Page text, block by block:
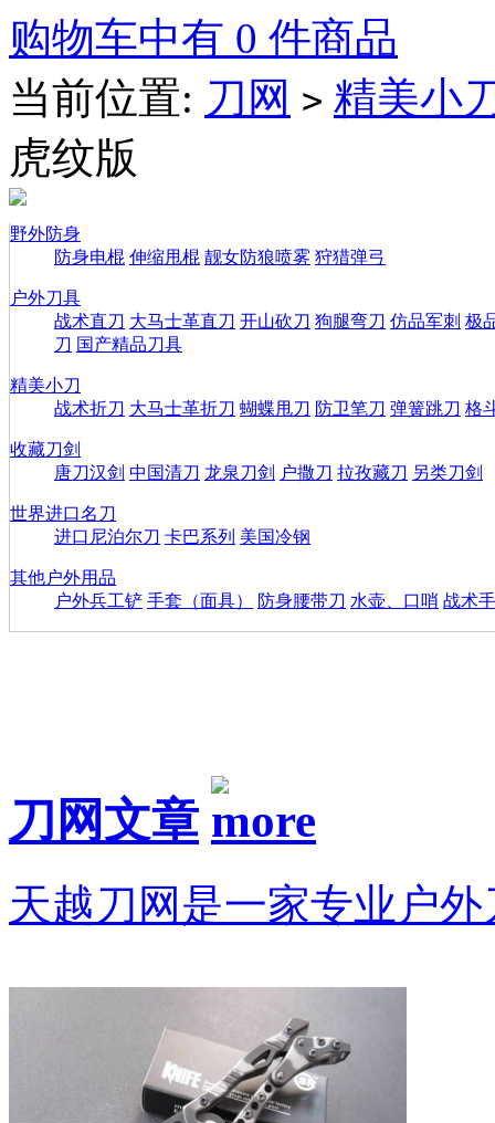
购物车中有 0 件商品
当前位置: 刀网 > 精美小
虎纹版
野外防身
防身电棍 伸缩甩棍 靓女防狼喷雾 狩猎弹弓
户外刀具
战术直刀 大马士革直刀 开山砍刀 狗腿弯刀 仿品军刺 极
刀 国产精品刀具
精美小刀
战术折刀 大马士革折刀 蝴蝶甩刀 防卫笔刀 弹簧跳刀 格
收藏刀剑
唐刀汉剑 中国清刀 龙泉刀剑 户撒刀 拉孜藏刀 另类刀剑
世界进口名刀
进口尼泊尔刀 卡巴系列 美国冷钢
其他户外用品
户外兵工铲 手套（面具） 防身腰带刀 水壶、口哨 战术
刀网文章
天越刀网是一家专业户